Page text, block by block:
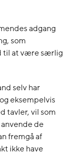
adgang
som
til at være særlig
selv har
eksempelvis
tavler, vil som
de
fremgå af
ikke have